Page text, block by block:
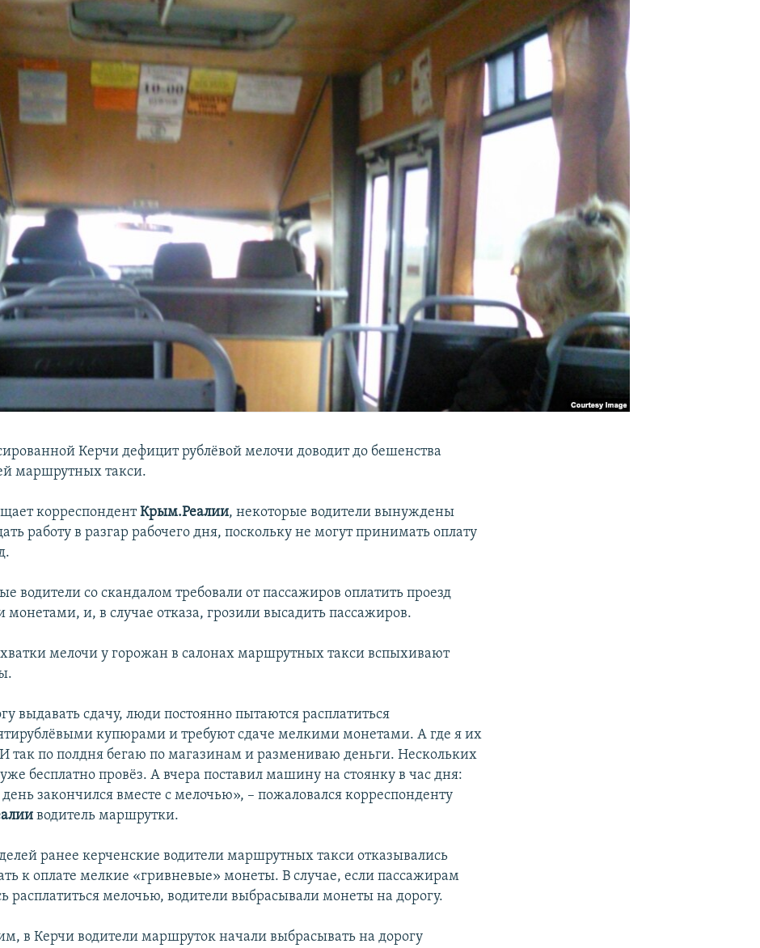
Керчи дефицит рублёвой мелочи доводит до бешенства
маршрутных такси.
корреспондентКрым.Реалии, некоторые водители вынуждены
работу в разгар рабочего дня, поскольку не могут принимать оплату
водители со скандалом требовали от пассажиров оплатить проезд
и, в случае отказа, грозили высадить пассажиров.
мелочи у горожан в салонах маршрутных такси вспыхивают
выдавать сдачу, люди постоянно пытаются расплатиться
купюрами и требуют сдаче мелкими монетами. А где я их
так по полдня бегаю по магазинам и размениваю деньги. Нескольких
бесплатно провёз. А вчера поставил машину на стоянку в час дня:
закончился вместе с мелочью», – пожаловался корреспонденту
водитель маршрутки.
ранее керченские водители маршрутных такси отказывались
к оплате мелкие «гривневые» монеты. В случае, если пассажирам
расплатиться мелочью, водители выбрасывали монеты на дорогу.
в Керчи водители маршруток начали выбрасывать на дорогу